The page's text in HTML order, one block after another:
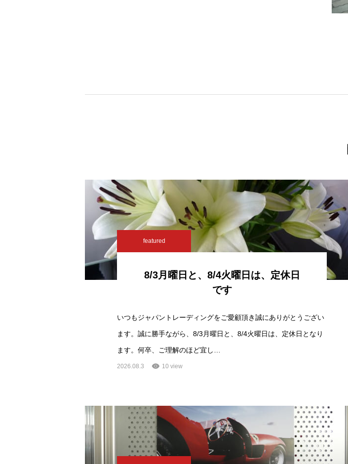
featured
8/3月曜日と、8/4火曜日は、定休日
です
いつもジャパントレーディングをご愛顧頂き誠にありがとうござい
ます。誠に勝手ながら、8/3月曜日と、8/4火曜日は、定休日となり
ます。何卒、ご理解のほど宜し…
2026.08.3 10 view